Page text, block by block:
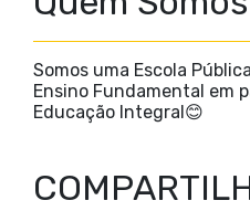
Somos uma Escola
Ensino Fundamental em
Educação Integral😊